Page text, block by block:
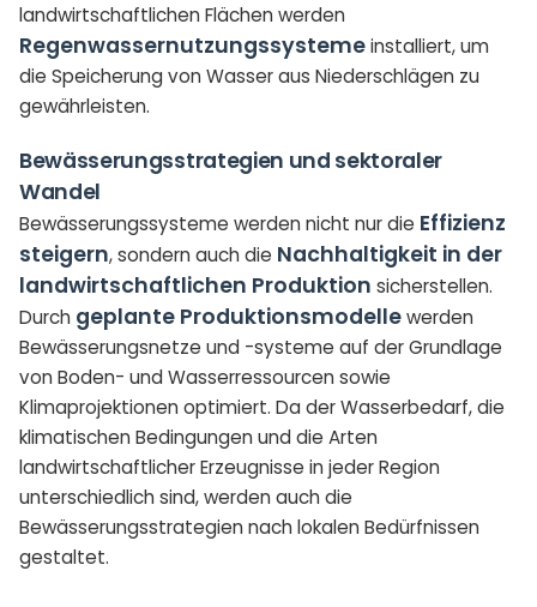
landwirtschaftlichen Flächen werden
Regenwassernutzungssystemeinstalliert, um
die Speicherung von Wasser aus Niederschlägen zu
gewährleisten.
Bewässerungsstrategien und sektoraler
Wandel
Bewässerungssysteme werden nicht nur die Effizienz
steigern, sondern auch die Nachhaltigkeit in der
landwirtschaftlichen Produktion sicherstellen.
Durch geplante Produktionsmodellewerden
Bewässerungsnetze und -systeme auf der Grundlage
von Boden- und Wasserressourcen sowie
Klimaprojektionen optimiert. Da der Wasserbedarf, die
klimatischen Bedingungen und die Arten
landwirtschaftlicher Erzeugnisse in jeder Region
unterschiedlich sind, werden auch die
Bewässerungsstrategien nach lokalen Bedürfnissen
gestaltet.